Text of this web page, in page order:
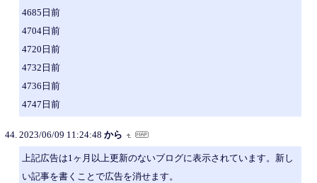
4685日前
4704日前
4720日前
4732日前
4736日前
4747日前
2023/06/09 11:24:48 から
上記広告は1ヶ月以上更新のないブログに表示されています。新し
い記事を書くことで広告を消せます。